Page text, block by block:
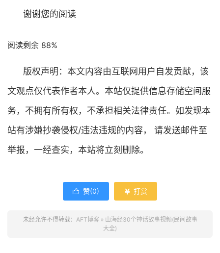
谢谢您的阅读
阅读剩余 88%
版权声明：本文内容由互联网用户自发贡献，该
文观点仅代表作者本人。本站仅提供信息存储空间服
务，不拥有所有权，不承担相关法律责任。如发现本
站有涉嫌抄袭侵权/违法违规的内容， 请发送邮件至
举报，一经查实，本站将立刻删除。
 赞(0)  打赏
未经允许不得转载： AFT博客 » 山海经30个神话故事视频(民间故事
大全)